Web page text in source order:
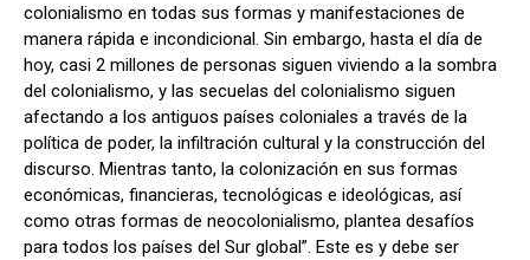
colonialismo en todas sus formas y manifestaciones de
manera rápida e incondicional. Sin embargo, hasta el día de
hoy, casi 2 millones de personas siguen viviendo a la sombra
del colonialismo, y las secuelas del colonialismo siguen
afectando a los antiguos países coloniales a través de la
política de poder, la infiltración cultural y la construcción del
discurso. Mientras tanto, la colonización en sus formas
económicas, financieras, tecnológicas e ideológicas, así
como otras formas de neocolonialismo, plantea desafíos
para todos los países del Sur global”. Este es y debe ser